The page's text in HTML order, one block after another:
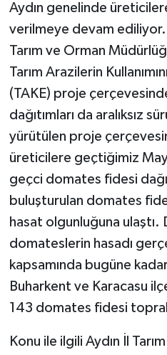
Aydın genelinde
verilmeye devam ediliyor.
Tarım ve Orman
Tarım Arazilerin
(TAKE) proje
dağıtımları da aralıksız
yürütülen proje
üreticilere geçtiğimiz
geçci domates fidesi
buluşturulan domates
hasat olgunluğuna
domateslerin hasadı
kapsamında bugüne
Buharkent ve Karacasu
143 domates fidesi
Konu ile ilgili Aydın İl